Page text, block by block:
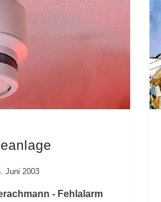
Juni 2003
- Fehlalarm